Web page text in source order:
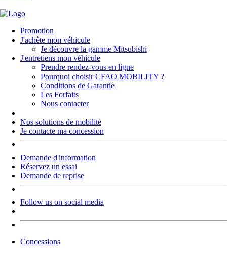
Promotion
J'achète mon véhicule
Je découvre la gamme Mitsubishi
J'entretiens mon véhicule
Prendre rendez-vous en ligne
Pourquoi choisir CFAO MOBILITY ?
Conditions de Garantie
Les Forfaits
Nous contacter
Nos solutions de mobilité
Je contacte ma concession
Demande d'information
Réservez un essai
Demande de reprise
Follow us on social media
Concessions